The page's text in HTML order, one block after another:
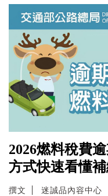
2026燃料稅費
方式快速看懂
撰文 迷誠品內容中心